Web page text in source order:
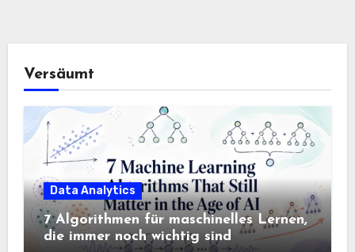
Versäumt
Data Analytics
7 Algorithmen für maschinelles Lernen,
die immer noch wichtig sind